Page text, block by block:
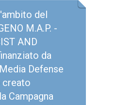
del
M.A.P. -
AND
da
Defense
creato
Campagna